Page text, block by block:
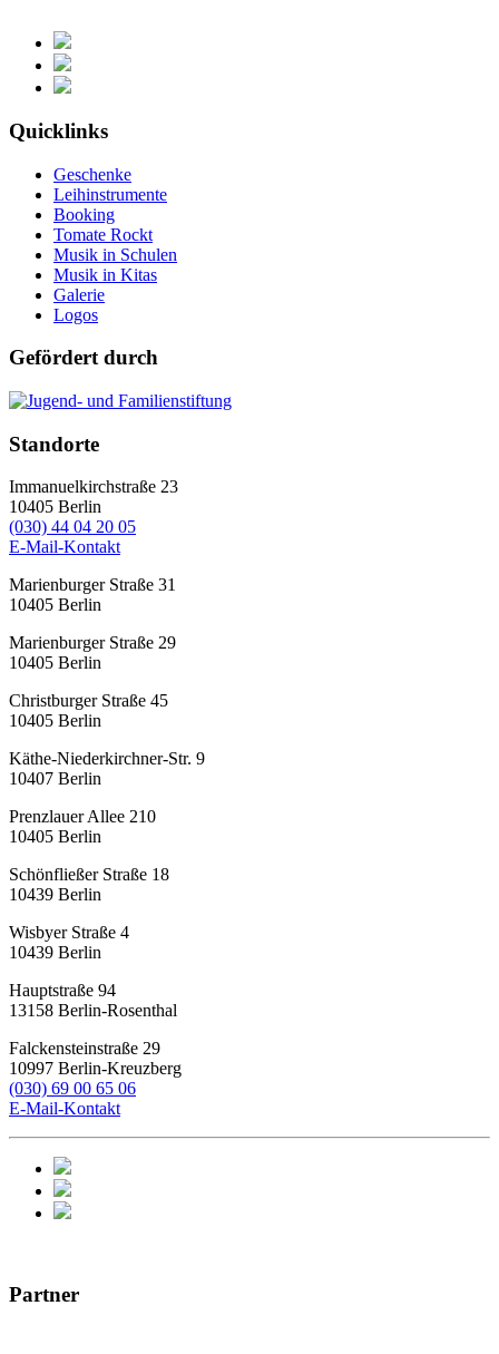
Quicklinks
Geschenke
Leihinstrumente
Booking
Tomate Rockt
Musik in Schulen
Musik in Kitas
Galerie
Logos
Gefördert durch
Standorte
Immanuelkirchstraße 23
10405 Berlin
(030) 44 04 20 05
E-Mail-Kontakt
Marienburger Straße 31
10405 Berlin
Marienburger Straße 29
10405 Berlin
Christburger Straße 45
10405 Berlin
Käthe-Niederkirchner-Str. 9
10407 Berlin
Prenzlauer Allee 210
10405 Berlin
Schönfließer Straße 18
10439 Berlin
Wisbyer Straße 4
10439 Berlin
Hauptstraße 94
13158 Berlin-Rosenthal
Falckensteinstraße 29
10997 Berlin-Kreuzberg
(030) 69 00 65 06
E-Mail-Kontakt
Partner